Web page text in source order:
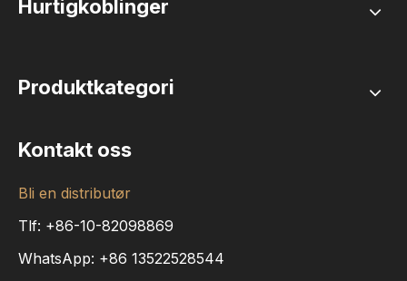
Hurtigkoblinger
Produktkategori
Kontakt oss
Bli en distributør
Tlf: +86-10-82098869
WhatsApp: +86 13522528544